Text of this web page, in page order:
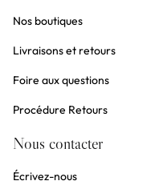
Nos boutiques
Livraisons et retours
Foire aux questions
Procédure Retours
Nous contacter
Écrivez-nous